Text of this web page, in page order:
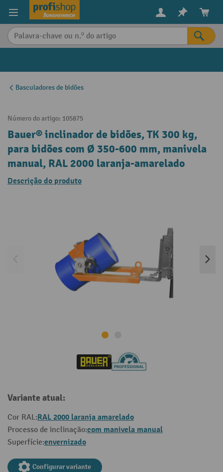
principal
Basculadores de bidões
Número do artigo: 105875
Bauer® inclinador de bidões, TK 300 kg,
para bidões com Ø 350-600 mm, manivela
manual, RAL 2000 laranja-amarelado
Descrição do produto
Variante atual:
Cor RAL:RAL 2000 laranja amarelado
Processo de inclinação:com manivela manual
Superfície:envernizado
Configurar variante